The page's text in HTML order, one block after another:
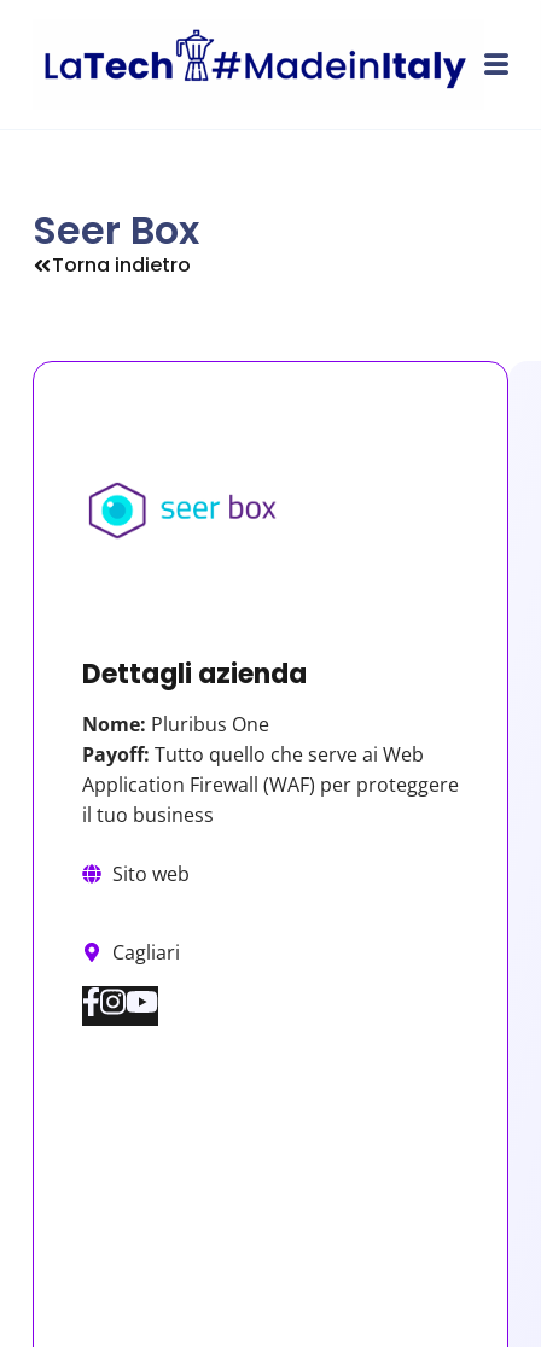
Seer Box
Torna indietro
Dettagli azienda
Nome: Pluribus One
Payoff: Tutto quello che serve ai Web
Application Firewall (WAF) per proteggere
il tuo business
Sito web
Cagliari